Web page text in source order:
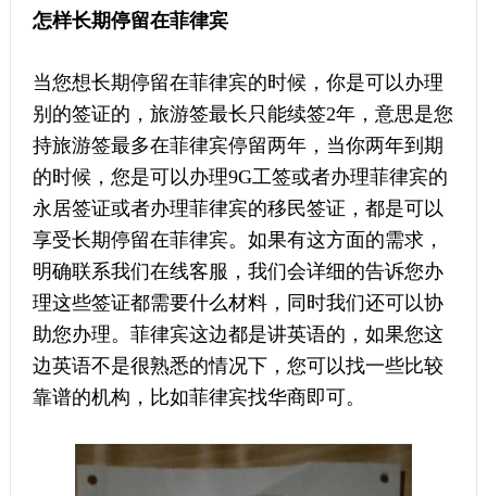
怎样长期停留在菲律宾
当您想长期停留在菲律宾的时候，你是可以办理
别的签证的，旅游签最长只能续签2年，意思是您
持旅游签最多在菲律宾停留两年，当你两年到期
的时候，您是可以办理9G工签或者办理菲律宾的
永居签证或者办理菲律宾的移民签证，都是可以
享受长期停留在菲律宾。如果有这方面的需求，
明确联系我们在线客服，我们会详细的告诉您办
理这些签证都需要什么材料，同时我们还可以协
助您办理。菲律宾这边都是讲英语的，如果您这
边英语不是很熟悉的情况下，您可以找一些比较
靠谱的机构，比如菲律宾找华商即可。